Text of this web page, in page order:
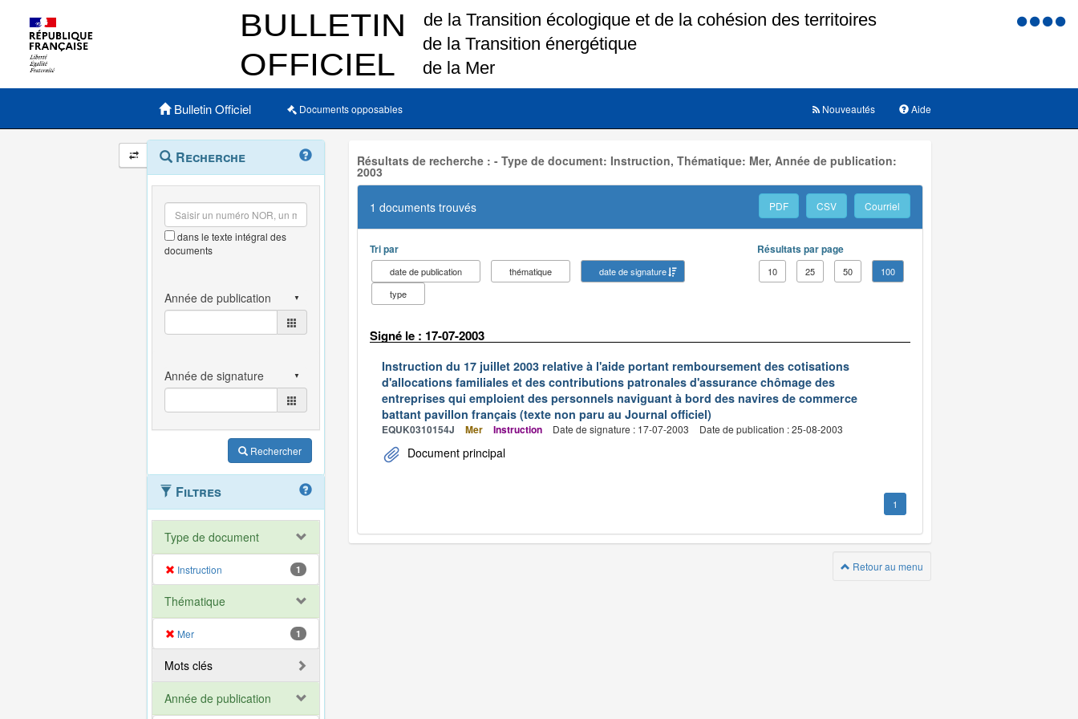
Menu
Menu principal
Bulletin Officiel Documents opposables Aide
Nouveautés
Navigation
et
outils
annexes
Menu
contextuel
Recherche
dans le texte intégral des
documents
Rechercher
Filtres
Type de document
Instruction 1
Thématique
Mer 1
Mots clés
Année de publication
Résultats de recherche : - Type de document: Instruction, Thématique: Mer, Année de publication:
2003
1 documents trouvés PDF CSV Courriel
Tri par
date de publication thématique
date de signature
type
Résultats par page
10 25 50 100
Signé le : 17-07-2003
Instruction du 17 juillet 2003 relative à l'aide portant remboursement des cotisations
d'allocations familiales et des contributions patronales d'assurance chômage des
entreprises qui emploient des personnels naviguant à bord des navires de commerce
battant pavillon français (texte non paru au Journal officiel)
EQUK0310154J Mer Instruction Date de signature : 17-07-2003 Date de publication : 25-08-2003
Document principal
1
Retour au menu